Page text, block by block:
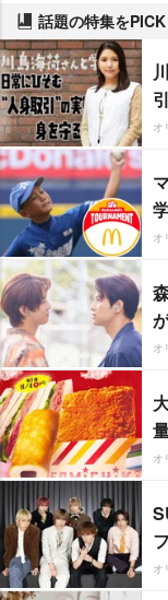
話題の特集をPICK
オ
オ
オ
オ
オ